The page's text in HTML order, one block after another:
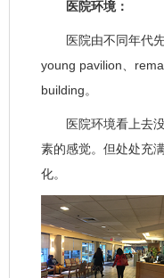
医院环境：
医院由不同年代先
young pavilion、
building。
医院环境看上去没
素的感觉。但处处充
化。